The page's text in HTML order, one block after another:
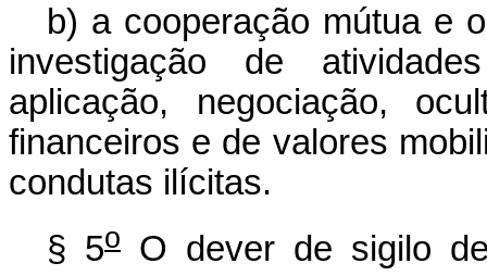
b) a cooperação mútua e
investigação de
aplicação, negociação,
financeiros e de valores
condutas ilícitas.
§ 5o
O dever de sigilo